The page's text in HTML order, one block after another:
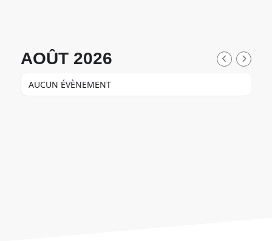
AOÛT 2026
AUCUN ÉVÈNEMENT